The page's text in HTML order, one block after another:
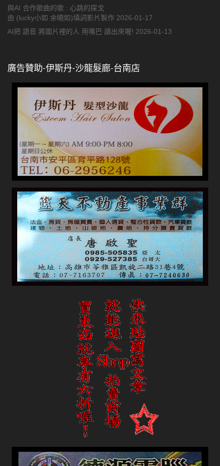
與AI 合作歌曲的歌 : 心跳的探戈
由 (lucky小如 余曉如)填詞影片製作 2026-01-17
AI把 語音 將圖片裡的人 用嘴巴 讀出來喔! 2026-01-13
廣告贊助-伊斯丹-沙龍髮廊-台南店